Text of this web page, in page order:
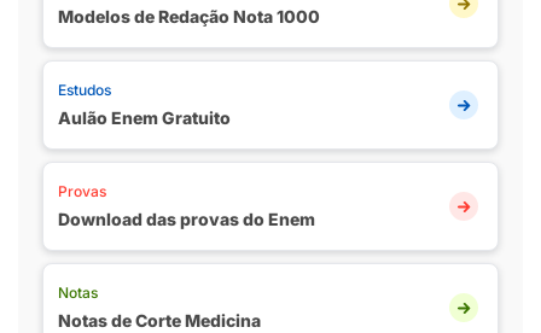
Modelos de Redação Nota 1000
Estudos
Aulão Enem Gratuito
Provas
Download das provas do Enem
Notas
Notas de Corte Medicina